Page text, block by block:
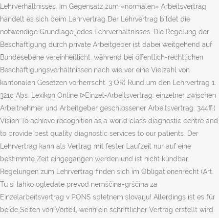
Lehrverhältnisses. Im Gegensatz zum «normalen» Arbeitsvertrag
handelt es sich beim Lehrvertrag Der Lehrvertrag bildet die
notwendige Grundlage jedes Lehrverhältnisses. Die Regelung der
Beschäftigung durch private Arbeitgeber ist dabei weitgehend auf
Bundesebene vereinheitlicht, während bei öffentlich-rechtlichen
Beschäftigungsverhältnissen nach wie vor eine Vielzahl von
kantonalen Gesetzen vorherrscht. 3 OR) Rund um den Lehrvertrag 1.
321c Abs. Lexikon Online ᐅEinzel-Arbeitsvertrag: einzelner zwischen
Arbeitnehmer und Arbeitgeber geschlossener Arbeitsvertrag. 344ff.)
Vision To achieve recognition as a world class diagnostic centre and
to provide best quality diagnostic services to our patients. Der
Lehrvertrag kann als Vertrag mit fester Laufzeit nur auf eine
bestimmte Zeit eingegangen werden und ist nicht kündbar.
Regelungen zum Lehrvertrag finden sich im Obligationenrecht (Art.
Tu si lahko ogledate prevod nemščina-grščina za
Einzelarbeitsvertrag v PONS spletnem slovarju! Allerdings ist es für
beide Seiten von Vorteil, wenn ein schriftlicher Vertrag erstellt wird.